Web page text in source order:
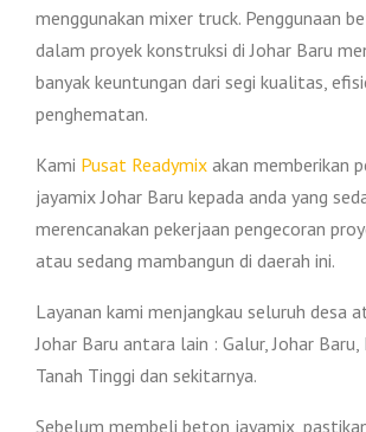
menggunakan mixer truck. Penggunaan
dalam proyek konstruksi di Johar Baru
banyak keuntungan dari segi kualitas,
penghematan.
Kami Pusat Readymix akan memberikan
jayamix Johar Baru kepada anda yang
merencanakan pekerjaan pengecoran
atau sedang mambangun di daerah ini.
Layanan kami menjangkau seluruh desa
Johar Baru antara lain : Galur, Johar Baru,
Tanah Tinggi dan sekitarnya.
Sebelum membeli beton jayamix,